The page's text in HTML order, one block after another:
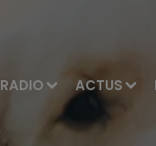
RADIO ACTUS